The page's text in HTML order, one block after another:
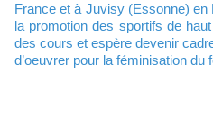
France et à Juvisy (Essonne) en
la promotion des sportifs de
des cours et espère devenir
d’oeuvrer pour la féminisation du